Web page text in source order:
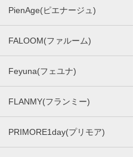
PienAge(ピエナージュ)
FALOOM(ファルーム)
Feyuna(フェユナ)
FLANMY(フランミー)
PRIMORE1day(プリモア)